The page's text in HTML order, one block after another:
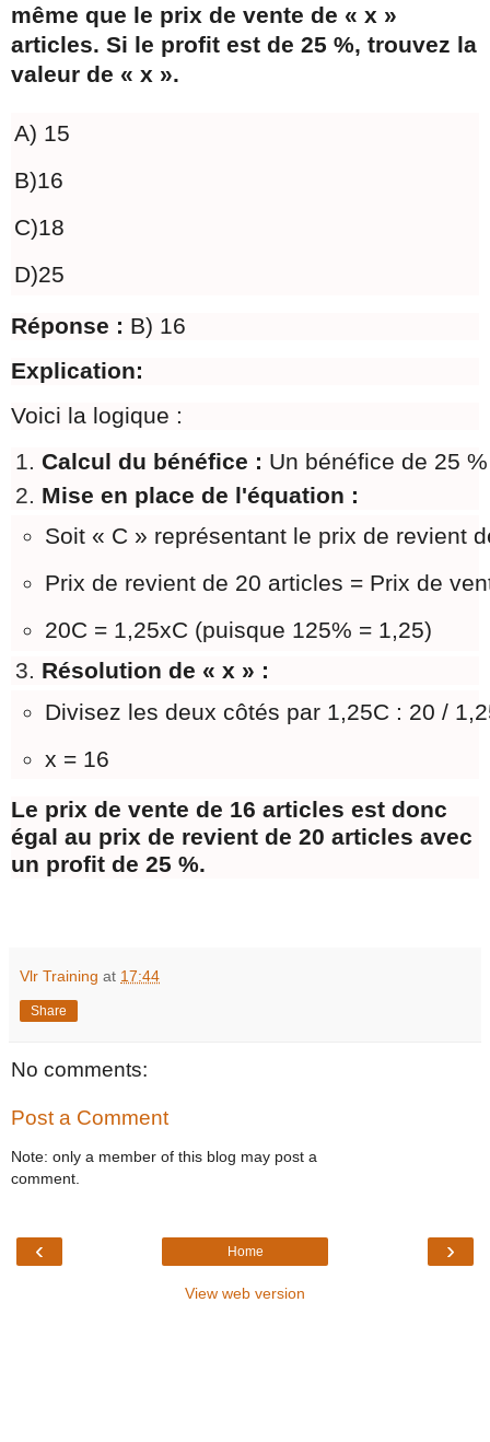
même que le prix de vente de « x »
articles. Si le profit est de 25 %, trouvez la
valeur de « x ».
A) 15
B)16
C)18
D)25
Réponse : B) 16
Explication:
Voici la logique :
Calcul du bénéfice : Un bénéfice de 25
Mise en place de l'équation :
Soit « C » représentant le prix de revient
Prix ​​de revient de 20 articles = Prix de
20C = 1,25xC (puisque 125% = 1,25)
Résolution de « x » :
Divisez les deux côtés par 1,25C : 20 /
x = 16
Le prix de vente de 16 articles est donc
égal au prix de revient de 20 articles avec
un profit de 25 %.
Vlr Training at 17:44
Share
No comments:
Post a Comment
Note: only a member of this blog may post a
comment.
‹ ›
Home
View web version